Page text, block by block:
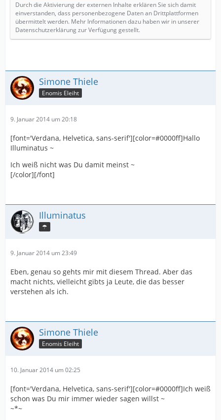
Durch die Aktivierung der externen Inhalte erklären Sie sich damit
einverstanden, dass personenbezogene Daten an Drittplattformen
übermittelt werden. Mehr Informationen dazu haben wir in unserer
Datenschutzerklärung zur Verfügung gestellt.
Simone Thiele
Enomis Eleiht
9. Januar 2014 um 20:18
[font='Verdana, Helvetica, sans-serif'][color=#0000ff]Hallo
Illuminatus ~
Ich weiß nicht was Du damit meinst ~
[/color][/font]
Illuminatus
☂
9. Januar 2014 um 23:49
Eben, genau so gehts mir mit diesem Thread. Aber das
macht nichts, vielleicht gibts ja Leute, die das besser
verstehen als ich.
Simone Thiele
Enomis Eleiht
10. Januar 2014 um 02:25
[font='Verdana, Helvetica, sans-serif'][color=#0000ff]Ich weiß
schon was Du mir immer wieder sagen willst ~
~*~